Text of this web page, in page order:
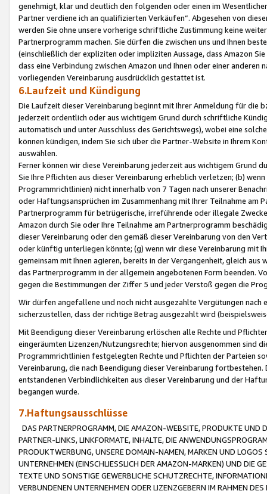
genehmigt, klar und deutlich den folgenden oder einen im
Partner verdiene ich an qualifizierten Verkäufen“. Abgesehen von
werden Sie ohne unsere vorherige schriftliche Zustimmung keine
Partnerprogramm machen. Sie dürfen die zwischen uns und Ihnen
(einschließlich der expliziten oder impliziten Aussage, dass Amazon
dass eine Verbindung zwischen Amazon und Ihnen oder einer
vorliegenden Vereinbarung ausdrücklich gestattet ist.
6.Laufzeit und Kündigung
Die Laufzeit dieser Vereinbarung beginnt mit Ihrer Anmeldung für die
jederzeit ordentlich oder aus wichtigem Grund durch schriftliche
automatisch und unter Ausschluss des Gerichtswegs), wobei eine
können kündigen, indem Sie sich über die Partner-Website in Ihrem
auswählen.
Ferner können wir diese Vereinbarung jederzeit aus wichtigem Grund
Sie Ihre Pflichten aus dieser Vereinbarung erheblich verletzen; (b)
Programmrichtlinien) nicht innerhalb von 7 Tagen nach unserer
oder Haftungsansprüchen im Zusammenhang mit Ihrer Teilnahme am
Partnerprogramm für betrügerische, irreführende oder illegale
Amazon durch Sie oder Ihre Teilnahme am Partnerprogramm
dieser Vereinbarung oder den gemäß dieser Vereinbarung von den
oder künftig unterliegen könnte; (g) wenn wir diese Vereinbarung mit
gemeinsam mit Ihnen agieren, bereits in der Vergangenheit, gleich
das Partnerprogramm in der allgemein angebotenen Form beenden.
gegen die Bestimmungen der Ziffer 5 und jeder Verstoß gegen die
Wir dürfen angefallene und noch nicht ausgezahlte Vergütungen
sicherzustellen, dass der richtige Betrag ausgezahlt wird
Mit Beendigung dieser Vereinbarung erlöschen alle Rechte und
eingeräumten Lizenzen/Nutzungsrechte; hiervon ausgenommen sind
Programmrichtlinien festgelegten Rechte und Pflichten der Parteien
Vereinbarung, die nach Beendigung dieser Vereinbarung
entstandenen Verbindlichkeiten aus dieser Vereinbarung und der
begangen wurde.
7.Haftungsausschlüsse
DAS PARTNERPROGRAMM, DIE AMAZON-WEBSITE, PRODUKTE UND
PARTNER-LINKS, LINKFORMATE, INHALTE, DIE
PRODUKTWERBUNG, UNSERE DOMAIN-NAMEN, MARKEN UND
UNTERNEHMEN (EINSCHLIESSLICH DER AMAZON-MARKEN) UND DIE
TEXTE UND SONSTIGE GEWERBLICHE SCHUTZRECHTE,
VERBUNDENEN UNTERNEHMEN ODER LIZENZGEBERN IM RAHMEN